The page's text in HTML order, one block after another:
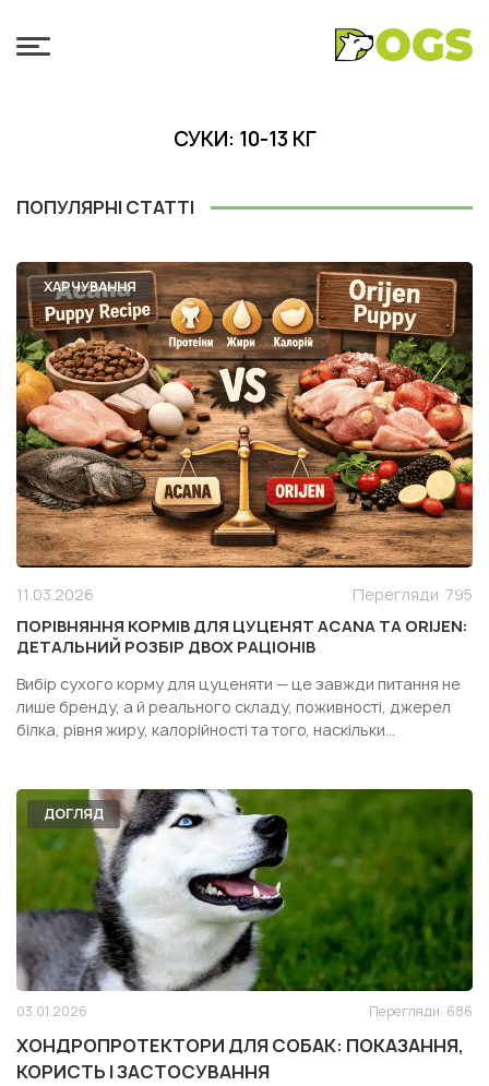
СУКИ: 10-13 КГ
ПОПУЛЯРНІ СТАТТІ
ХАРЧУВАННЯ
11.03.2026 Перегляди 795
ПОРІВНЯННЯ КОРМІВ ДЛЯ ЦУЦЕНЯТ ACANA ТА ORIJEN:
ДЕТАЛЬНИЙ РОЗБІР ДВОХ РАЦІОНІВ
Вибір сухого корму для цуценяти — це завжди питання не
лише бренду, а й реального складу, поживності, джерел
білка, рівня жиру, калорійності та того, наскільки
одного сегмента — Acana Puppy Recipe і Orijen Pupp...
ДОГЛЯД
03.01.2026 Перегляди 686
ХОНДРОПРОТЕКТОРИ ДЛЯ СОБАК: ПОКАЗАННЯ,
КОРИСТЬ І ЗАСТОСУВАННЯ